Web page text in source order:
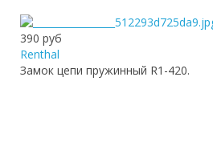
390 руб
Renthal
Замок цепи пружинный R1-420.